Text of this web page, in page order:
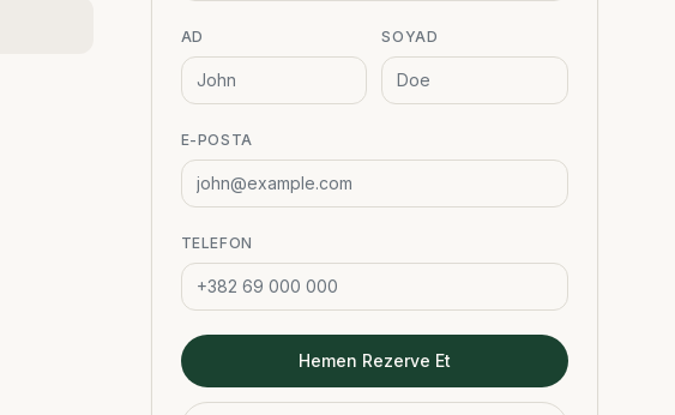
AD SOYAD
E-POSTA
TELEFON
Hemen Rezerve Et